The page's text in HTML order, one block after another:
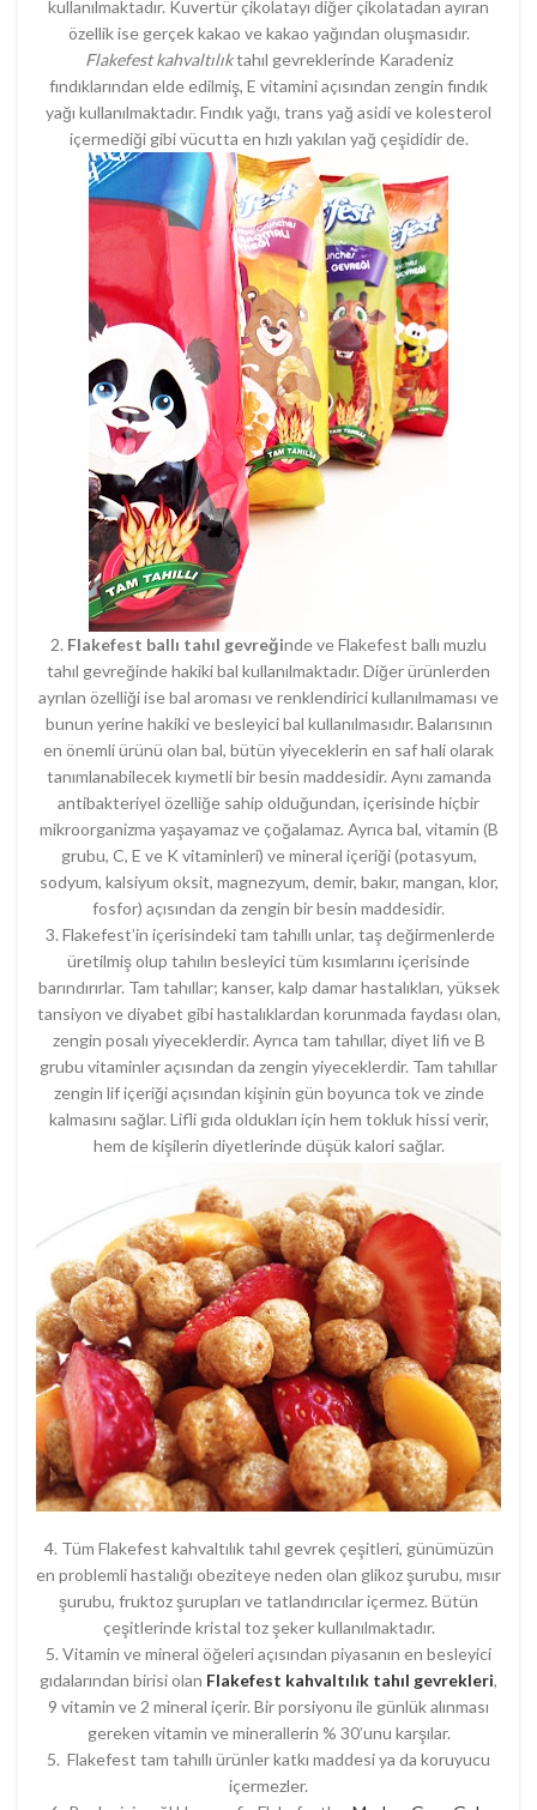
kullanılmaktadır. Kuvertür çikolatayı diğer çikolatadan ayıran
özellik ise gerçek kakao ve kakao yağından oluşmasıdır.
Flakefest kahvaltılıktahıl gevreklerinde Karadeniz
fındıklarından elde edilmiş, E vitamini açısından zengin fındık
yağı kullanılmaktadır. Fındık yağı, trans yağ asidi ve kolesterol
içermediği gibi vücutta en hızlı yakılan yağ çeşididir de.
2. Flakefest ballı tahıl gevreğinde ve Flakefest ballı muzlu
tahıl gevreğinde hakiki bal kullanılmaktadır. Diğer ürünlerden
ayrılan özelliği ise bal aroması ve renklendirici kullanılmaması ve
bunun yerine hakiki ve besleyici bal kullanılmasıdır. Balarısının
en önemli ürünü olan bal, bütün yiyeceklerin en saf hali olarak
tanımlanabilecek kıymetli bir besin maddesidir. Aynı zamanda
antibakteriyel özelliğe sahip olduğundan, içerisinde hiçbir
mikroorganizma yaşayamaz ve çoğalamaz. Ayrıca bal, vitamin (B
grubu, C, E ve K vitaminleri) ve mineral içeriği (potasyum,
sodyum, kalsiyum oksit, magnezyum, demir, bakır, mangan, klor,
fosfor) açısından da zengin bir besin maddesidir.
3. Flakefest’in içerisindeki tam tahıllı unlar, taş değirmenlerde
üretilmiş olup tahılın besleyici tüm kısımlarını içerisinde
barındırırlar. Tam tahıllar; kanser, kalp damar hastalıkları, yüksek
tansiyon ve diyabet gibi hastalıklardan korunmada faydası olan,
zengin posalı yiyeceklerdir. Ayrıca tam tahıllar, diyet lifi ve B
grubu vitaminler açısından da zengin yiyeceklerdir. Tam tahıllar
zengin lif içeriği açısından kişinin gün boyunca tok ve zinde
kalmasını sağlar. Lifli gıda oldukları için hem tokluk hissi verir,
hem de kişilerin diyetlerinde düşük kalori sağlar.
4. Tüm Flakefest kahvaltılık tahıl gevrek çeşitleri, günümüzün
en problemli hastalığı obeziteye neden olan glikoz şurubu, mısır
şurubu, fruktoz şurupları ve tatlandırıcılar içermez. Bütün
çeşitlerinde kristal toz şeker kullanılmaktadır.
5. Vitamin ve mineral öğeleri açısından piyasanın en besleyici
gıdalarından birisi olan Flakefest kahvaltılık tahıl gevrekleri,
9 vitamin ve 2 mineral içerir. Bir porsiyonu ile günlük alınması
gereken vitamin ve minerallerin % 30’unu karşılar.
5. Flakefest tam tahıllı ürünler katkı maddesi ya da koruyucu
içermezler.